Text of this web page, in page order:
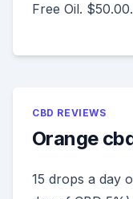
Free Oil. $50.00.
CBD REVIEWS
Orange
15 drops a day